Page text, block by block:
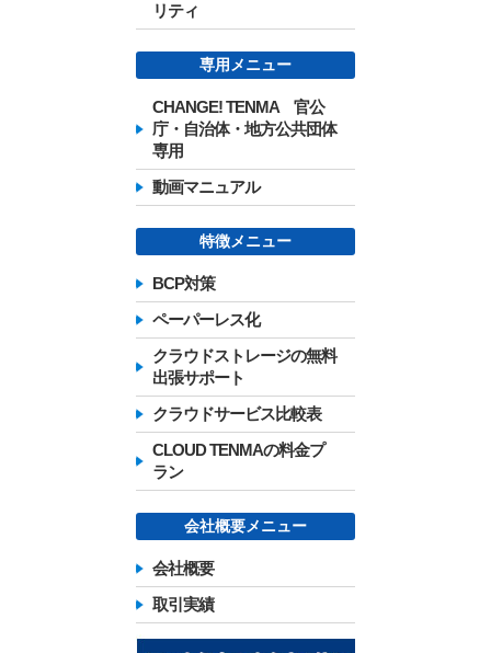
リティ
専用メニュー
CHANGE! TENMA 官公
庁・自治体・地方公共団体
専用
動画マニュアル
特徴メニュー
BCP対策
ペーパーレス化
クラウドストレージの無料
出張サポート
クラウドサービス比較表
CLOUD TENMAの料金プ
ラン
会社概要メニュー
会社概要
取引実績